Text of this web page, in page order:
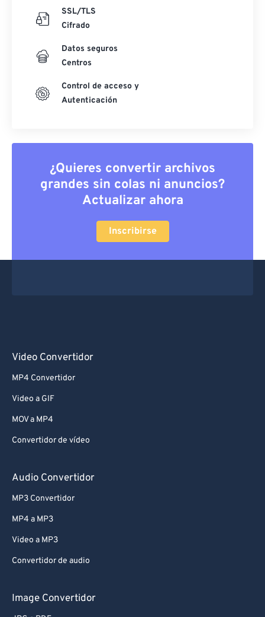
SSL/TLS
Cifrado
Datos seguros
Centros
Control de acceso y
Autenticación
¿Quieres convertir archivos
grandes sin colas ni anuncios?
Actualizar ahora
Inscribirse
Video Convertidor
MP4 Convertidor
Video a GIF
MOV a MP4
Convertidor de vídeo
Audio Convertidor
MP3 Convertidor
MP4 a MP3
Video a MP3
Convertidor de audio
Image Convertidor